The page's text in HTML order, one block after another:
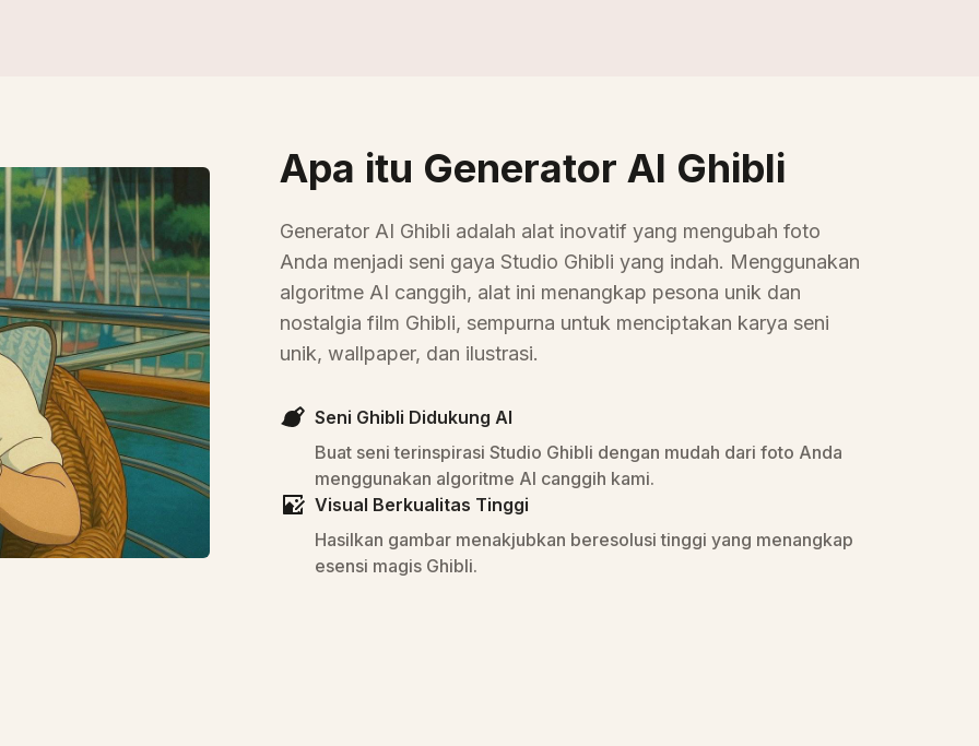
Apa itu Generator AI Ghibli
Generator AI Ghibli adalah alat inovatif yang mengubah foto
Anda menjadi seni gaya Studio Ghibli yang indah. Menggunakan
algoritme AI canggih, alat ini menangkap pesona unik dan
nostalgia film Ghibli, sempurna untuk menciptakan karya seni
unik, wallpaper, dan ilustrasi.
Seni Ghibli Didukung AI
Buat seni terinspirasi Studio Ghibli dengan mudah dari foto Anda
menggunakan algoritme AI canggih kami.
Visual Berkualitas Tinggi
Hasilkan gambar menakjubkan beresolusi tinggi yang menangkap
esensi magis Ghibli.